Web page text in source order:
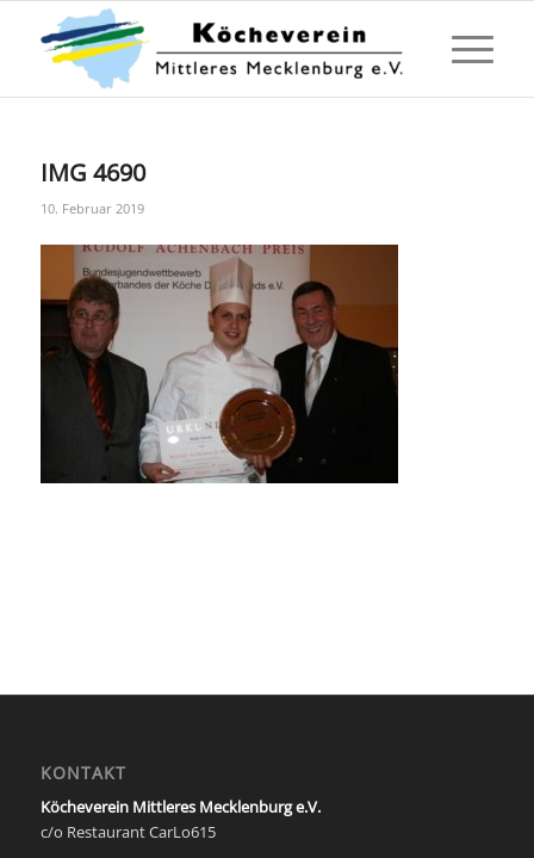
IMG 4690
10. Februar 2019
KONTAKT
Köcheverein Mittleres Mecklenburg e.V.
c/o Restaurant CarLo615